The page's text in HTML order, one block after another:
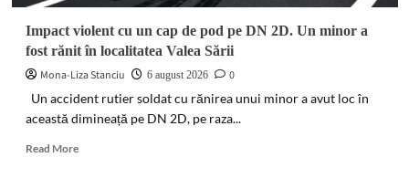
ce
a
înființat
cultură
outdoor
Impact violent cu un cap de pod pe DN 2D. Un minor a
fost rănit în localitatea Valea Sării
Mona-Liza Stanciu
6 august 2026
0
Un accident rutier soldat cu rănirea unui minor a avut loc în
această dimineață pe DN 2D, pe raza...
Read MoreRead